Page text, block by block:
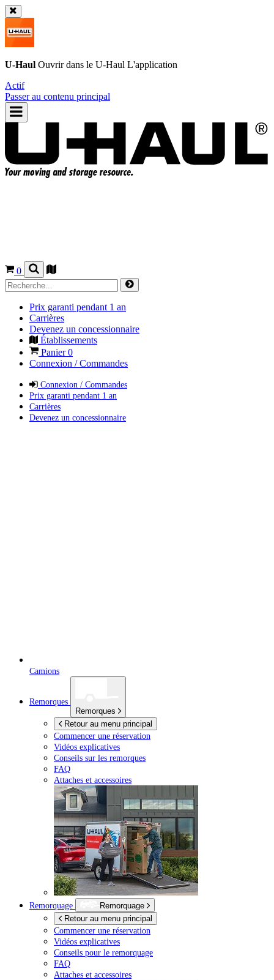
U-Haul Ouvrir dans le U-Haul L'application
Actif
Passer au contenu principal
0
Prix garanti pendant 1 an
Carrières
Devenez un concessionnaire
Établissements
Panier0
Connexion / Commandes
Connexion / Commandes
Prix garanti pendant 1 an
Carrières
Devenez un concessionnaire
Camions
Remorques
Remorques
Retour au menu principal
Commencer une réservation
Vidéos explicatives
Conseils sur les remorques
FAQ
Attaches et accessoires
Remorquage
Remorquage
Retour au menu principal
Commencer une réservation
Vidéos explicatives
Conseils pour le remorquage
FAQ
Attaches et accessoires